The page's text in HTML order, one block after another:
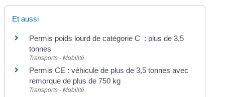
Et aussi
Permis poids lourd de catégorie C : plus de 3,5
tonnes
Transports - Mobilité
Permis CE : véhicule de plus de 3,5 tonnes avec
remorque de plus de 750 kg
Transports - Mobilité